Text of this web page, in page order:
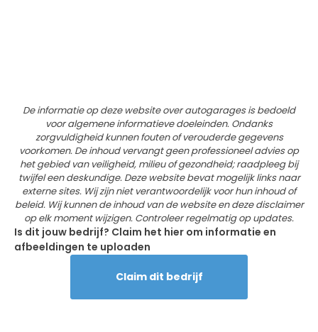
De informatie op deze website over autogarages is bedoeld
voor algemene informatieve doeleinden. Ondanks
zorgvuldigheid kunnen fouten of verouderde gegevens
voorkomen. De inhoud vervangt geen professioneel advies op
het gebied van veiligheid, milieu of gezondheid; raadpleeg bij
twijfel een deskundige. Deze website bevat mogelijk links naar
externe sites. Wij zijn niet verantwoordelijk voor hun inhoud of
beleid. Wij kunnen de inhoud van de website en deze disclaimer
op elk moment wijzigen. Controleer regelmatig op updates.
Is dit jouw bedrijf? Claim het hier om informatie en
afbeeldingen te uploaden
Claim dit bedrijf